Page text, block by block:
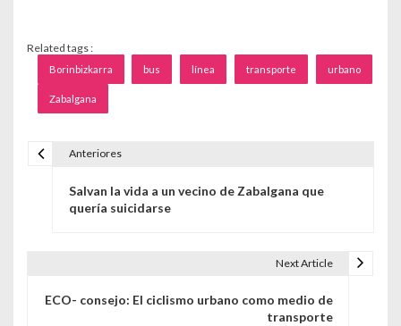
Related tags :
Borinbizkarra bus línea transporte urbano
Zabalgana
Anteriores
Salvan la vida a un vecino de Zabalgana que
quería suicidarse
Next Article
ECO- consejo: El ciclismo urbano como medio de
transporte